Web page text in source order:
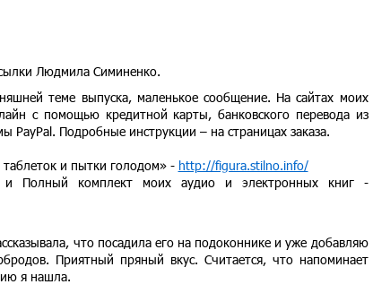
Людмила Симиненко.
теме выпуска, маленькое сообщение. На сайтах моих
с помощью кредитной карты, банковского перевода из
Подробные инструкции – на страницах заказа.
таблеток и пытки голодом» - http://figura.stilno.info/
и Полный комплект моих аудио и электронных книг -
что посадила его на подоконнике и уже добавляю
Приятный пряный вкус. Считается, что напоминает
я нашла.